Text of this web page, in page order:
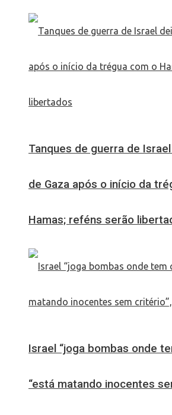
Tanques de guerra de
de Gaza após o início da
Hamas; reféns serão
Israel “joga bombas onde
“está matando inocentes